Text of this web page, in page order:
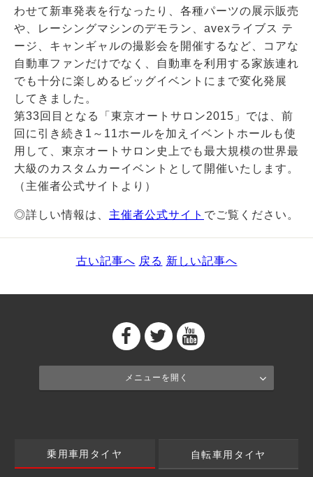
わせて新車発表を行なったり、各種パーツの展示販売
や、レーシングマシンのデモラン、avexライブス テ
ージ、キャンギャルの撮影会を開催するなど、コアな
自動車ファンだけでなく、自動車を利用する家族連れ
でも十分に楽しめるビッグイベントにまで変化発展
してきました。
第33回目となる「東京オートサロン2015」では、前
回に引き続き1～11ホールを加えイベントホールも使
用して、東京オートサロン史上でも最大規模の世界最
大級のカスタムカーイベントとして開催いたします。
（主催者公式サイトより）
◎詳しい情報は、 主催者公式サイト でご覧ください。
古い記事へ 戻る 新しい記事へ
メニューを開く
乗用車用タイヤ 自転車用タイヤ